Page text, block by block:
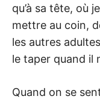
qu’à sa tête, où
mettre au coin,
les autres
le taper quand il
Quand on se